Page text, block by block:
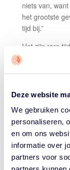
Deze website
We gebruiken
personaliseren,
en om ons
informatie over
partners voor
niets van,
het grootste
tijd bij.”
Het zijn rare
gevraagd
nationale
haar
het trainen
nationale
Linden en
hoogte van de
zelf ook het